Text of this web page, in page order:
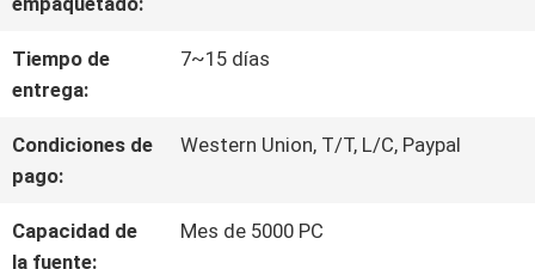
ÉNTRENOS
EN
CONTACTO
CON
Tiempo de
entrega:
7~15 días
Condiciones de
pago:
Western Union, T/T, L/C, Paypal
Capacidad de
la fuente:
Mes de 5000 PC